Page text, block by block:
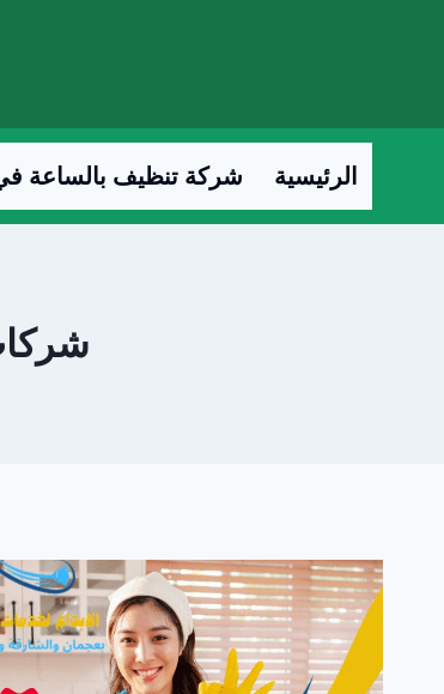
الرئيسية شركة تنظيف بالساعة
شركات